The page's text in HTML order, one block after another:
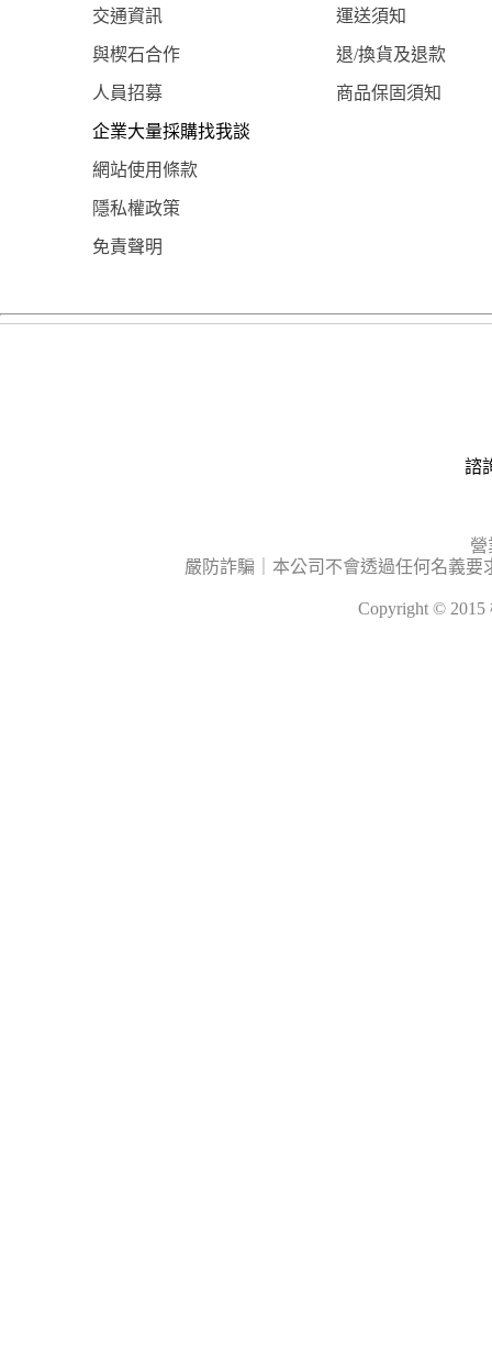
交通資訊 運送須知
與楔石合作 退/換貨及退款
人員招募 商品保固須知
企業大量採購找我談
網站使用條款
隱私權政策
免責聲明
諮
營
嚴防詐騙｜本公司不會透過任何名義
Copyright ©